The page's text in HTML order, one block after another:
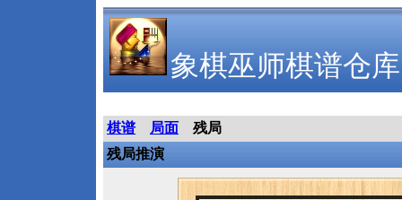
象棋巫师棋谱仓库
棋谱 局面
残局
残局推演